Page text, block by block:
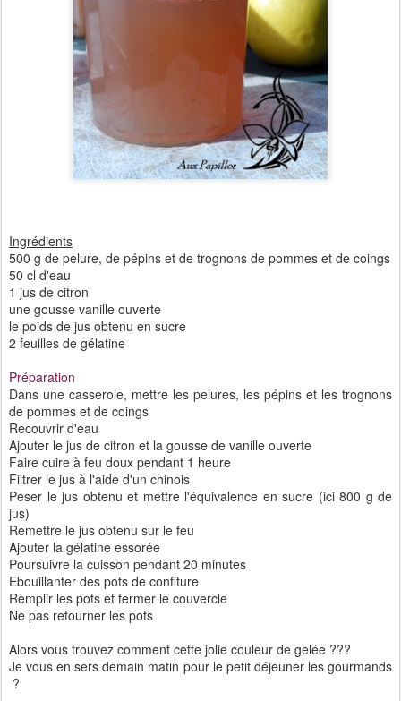
Ingrédients
500 g de pelure, de pépins et de trognons de pommes et de coings
50 cl d'eau
1 jus de citron
une gousse vanille ouverte
le poids de jus obtenu en sucre
2 feuilles de gélatine
Préparation
Dans une casserole, mettre les pelures, les pépins et les trognons
de pommes et de coings
Recouvrir d'eau
Ajouter le jus de citron et la gousse de vanille ouverte
Faire cuire à feu doux pendant 1 heure
Filtrer le jus à l'aide d'un chinois
Peser le jus obtenu et mettre l'équivalence en sucre (ici 800 g de
jus)
Remettre le jus obtenu sur le feu
Ajouter la gélatine essorée
Poursuivre la cuisson pendant 20 minutes
Ebouillanter des pots de confiture
Remplir les pots et fermer le couvercle
Ne pas retourner les pots
Alors vous trouvez comment cette jolie couleur de gelée ???
Je vous en sers demain matin pour le petit déjeuner les gourmands
?